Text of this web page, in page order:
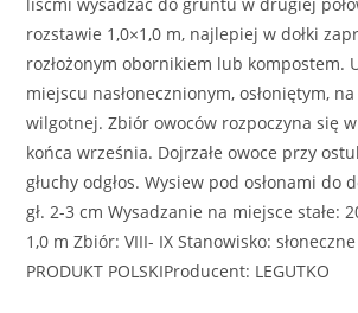
rozstawie 1,0×1,0 m, najlepiej w dołki
rozłożonym obornikiem lub kompostem.
miejscu nasłonecznionym, osłoniętym,
wilgotnej. Zbiór owoców rozpoczyna się
końca września. Dojrzałe owoce przy
głuchy odgłos. Wysiew pod osłonami do
gł. 2-3 cm Wysadzanie na miejsce stałe:
1,0 m Zbiór: VIII- IX Stanowisko:
PRODUKT POLSKIProducent: LEGUTKO